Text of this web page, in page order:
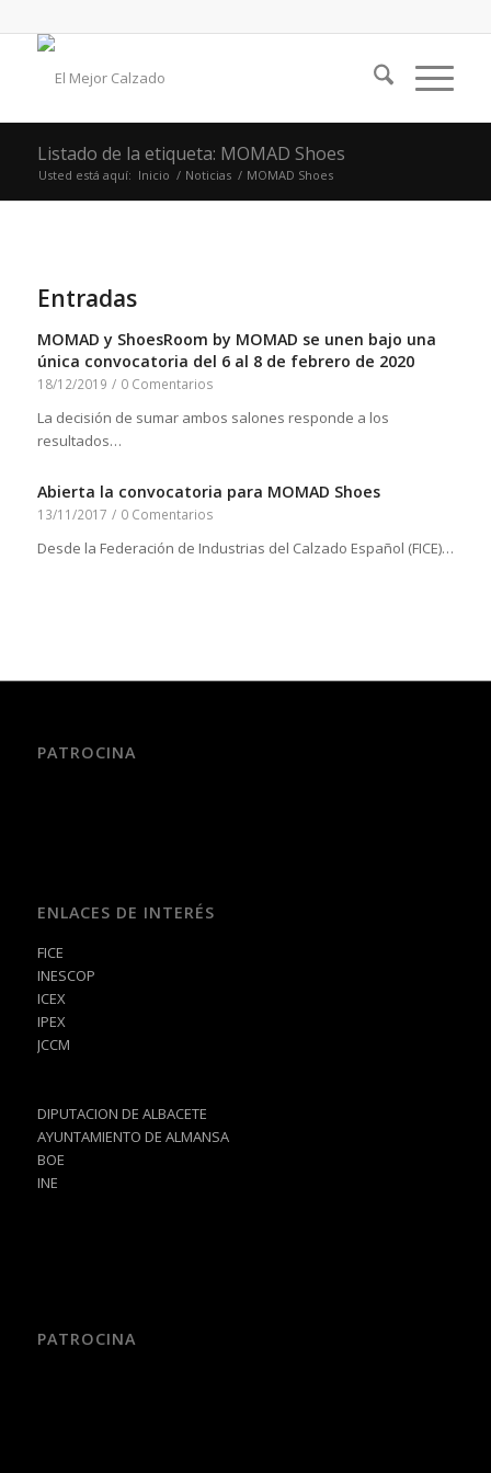
Listado de la etiqueta: MOMAD Shoes
Usted está aquí: Inicio / Noticias / MOMAD Shoes
Entradas
MOMAD y ShoesRoom by MOMAD se unen bajo una
única convocatoria del 6 al 8 de febrero de 2020
18/12/2019 / 0 Comentarios
La decisión de sumar ambos salones responde a los
resultados…
Abierta la convocatoria para MOMAD Shoes
13/11/2017 / 0 Comentarios
Desde la Federación de Industrias del Calzado Español (FICE)…
PATROCINA
ENLACES DE INTERÉS
FICE
INESCOP
ICEX
IPEX
JCCM
DIPUTACION DE ALBACETE
AYUNTAMIENTO DE ALMANSA
BOE
INE
PATROCINA